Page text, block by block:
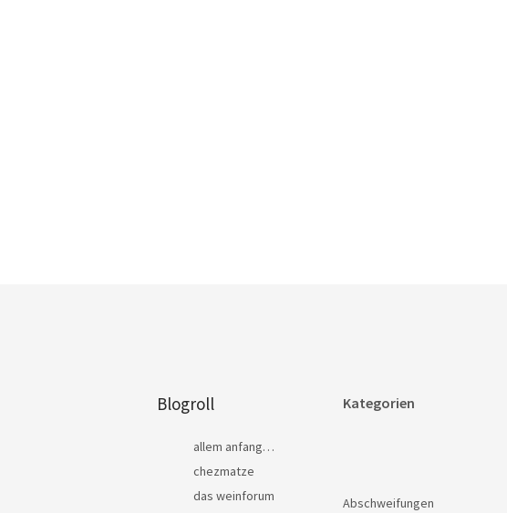
Blogroll
allem anfang…
chezmatze
das weinforum
Kategorien
Abschweifungen